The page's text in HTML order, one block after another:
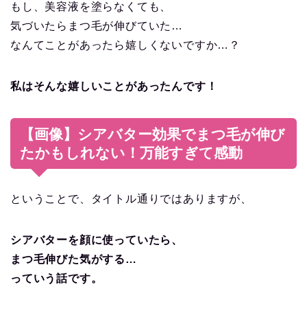
もし、美容液を塗らなくても、
気づいたらまつ毛が伸びていた…
なんてことがあったら嬉しくないですか…？
私はそんな嬉しいことがあったんです！
【画像】シアバター効果でまつ毛が伸び
たかもしれない！万能すぎて感動
ということで、タイトル通りではありますが、
シアバターを顔に使っていたら、
まつ毛伸びた気がする…
っていう話です。